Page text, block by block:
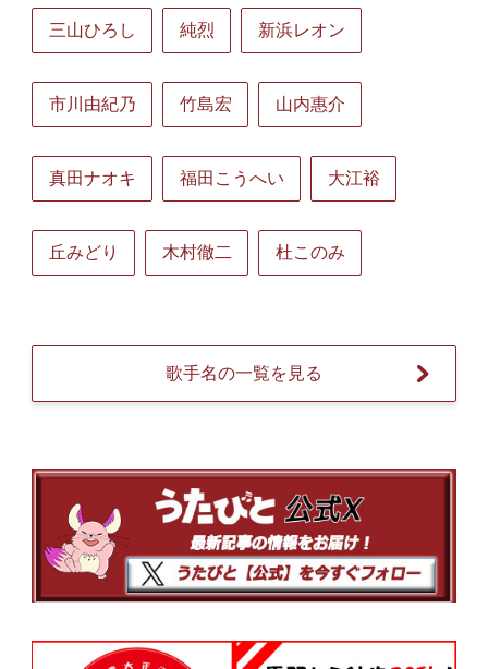
三山ひろし 純烈 新浜レオン
市川由紀乃 竹島宏 山内惠介
真田ナオキ 福田こうへい 大江裕
丘みどり 木村徹二 杜このみ
歌手名の一覧を見る